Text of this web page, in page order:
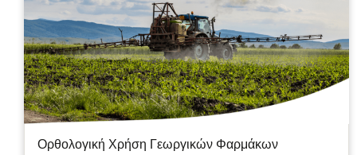
Ορθολογική Χρήση Γεωργικών Φαρμάκων